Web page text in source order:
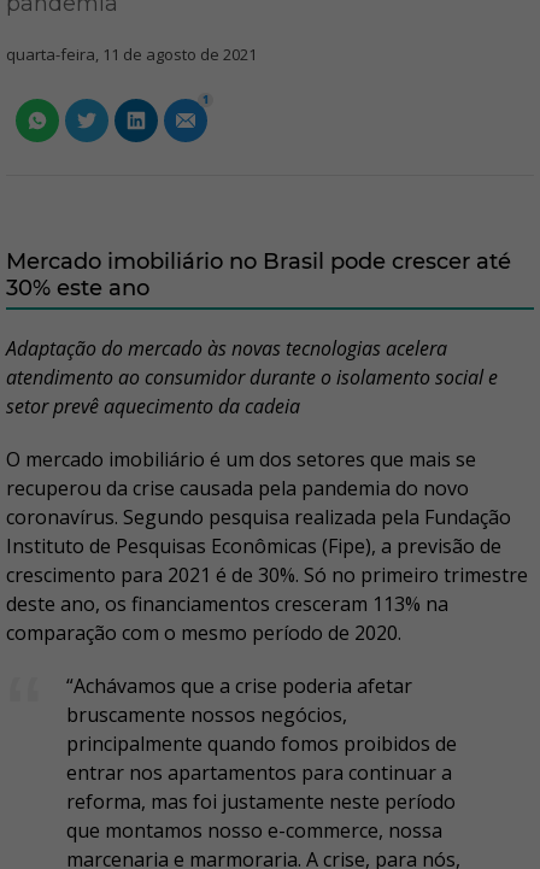
quarta-feira, 11 de agosto de 2021
1
Mercado imobiliário no Brasil pode crescer até
30% este ano
Adaptação do mercado às novas tecnologias acelera
atendimento ao consumidor durante o isolamento social e
setor prevê aquecimento da cadeia
O mercado imobiliário é um dos setores que mais se
recuperou da crise causada pela pandemia do novo
coronavírus. Segundo pesquisa realizada pela Fundação
Instituto de Pesquisas Econômicas (Fipe), a previsão de
crescimento para 2021 é de 30%. Só no primeiro trimestre
deste ano, os financiamentos cresceram 113% na
comparação com o mesmo período de 2020.
“Achávamos que a crise poderia afetar
bruscamente nossos negócios,
principalmente quando fomos proibidos de
entrar nos apartamentos para continuar a
reforma, mas foi justamente neste período
que montamos nosso e-commerce, nossa
marcenaria e marmoraria. A crise, para nós,